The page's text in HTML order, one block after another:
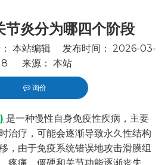
节炎分为哪四个阶段
本站编辑 发布时间： 2026-03-
来源： 本站
询价
是一种慢性自身免疫性疾病，主要
治疗，可能会逐渐导致永久性结构
，由于免疫系统错误地攻击滑膜组